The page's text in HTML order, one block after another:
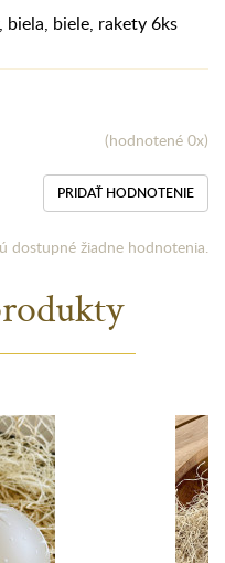
, biela, biele, rakety 6ks
(hodnotené 0x)
PRIDAŤ HODNOTENIE
dostupné žiadne hodnotenia.